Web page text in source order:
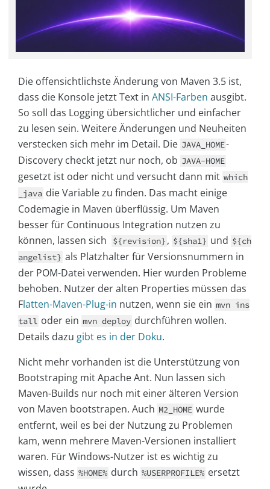
Die offensichtlichste Änderung von Maven 3.5 ist,
dass die Konsole jetzt Text in ANSI-Farben ausgibt.
So soll das Logging übersichtlicher und einfacher
zu lesen sein. Weitere Änderungen und Neuheiten
verstecken sich mehr im Detail. Die JAVA_HOME-
Discovery checkt jetzt nur noch, ob JAVA-HOME
gesetzt ist oder nicht und versucht dann mit which
_java die Variable zu finden. Das macht einige
Codemagie in Maven überflüssig. Um Maven
besser für Continuous Integration nutzen zu
können, lassen sich
${revision} , ${sha1} und ${ch
angelist} als Platzhalter für Versionsnummern in
der POM-Datei verwenden. Hier wurden Probleme
behoben. Nutzer der alten Properties müssen das
Flatten-Maven-Plug-in nutzen, wenn sie ein mvn ins
tall oder ein mvn deploy durchführen wollen.
Details dazu gibt es in der Doku.
Nicht mehr vorhanden ist die Unterstützung von
Bootstraping mit Apache Ant. Nun lassen sich
Maven-Builds nur noch mit einer älteren Version
von Maven bootstrapen. Auch M2_HOME wurde
entfernt, weil es bei der Nutzung zu Problemen
kam, wenn mehrere Maven-Versionen installiert
waren. Für Windows-Nutzer ist es wichtig zu
wissen, dass %HOME% durch %USERPROFILE% ersetzt